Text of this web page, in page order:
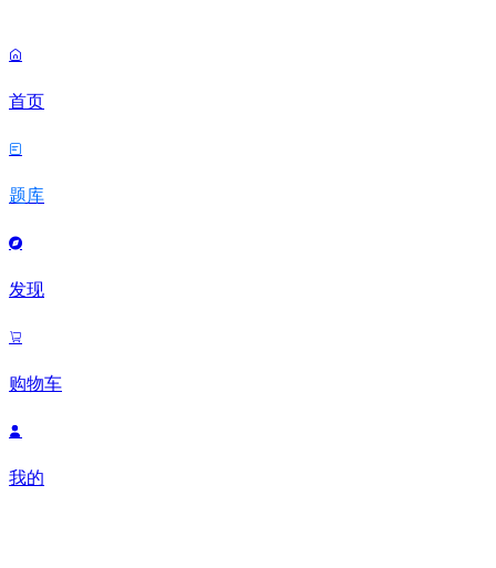

首页

题库

发现

购物车

我的